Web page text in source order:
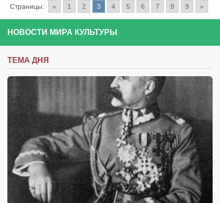
Страницы: « 1 2 3 4 5 6 7 8 9 »
НОВОСТИ МИРА КУЛЬТУРЫ
ТЕМА ДНЯ